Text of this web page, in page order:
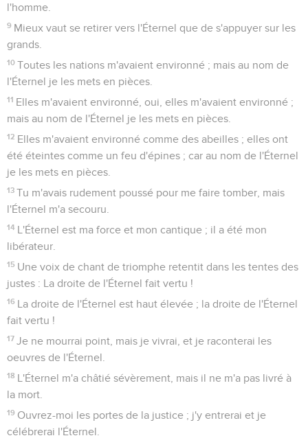
l'homme.
9 Mieux vaut se retirer vers l'Éternel que de s'appuyer sur les
grands.
10 Toutes les nations m'avaient environné ; mais au nom de
l'Éternel je les mets en pièces.
11 Elles m'avaient environné, oui, elles m'avaient environné ;
mais au nom de l'Éternel je les mets en pièces.
12 Elles m'avaient environné comme des abeilles ; elles ont
été éteintes comme un feu d'épines ; car au nom de l'Éternel
je les mets en pièces.
13 Tu m'avais rudement poussé pour me faire tomber, mais
l'Éternel m'a secouru.
14 L'Éternel est ma force et mon cantique ; il a été mon
libérateur.
15 Une voix de chant de triomphe retentit dans les tentes des
justes : La droite de l'Éternel fait vertu !
16 La droite de l'Éternel est haut élevée ; la droite de l'Éternel
fait vertu !
17 Je ne mourrai point, mais je vivrai, et je raconterai les
oeuvres de l'Éternel.
18 L'Éternel m'a châtié sévèrement, mais il ne m'a pas livré à
la mort.
19 Ouvrez-moi les portes de la justice ; j'y entrerai et je
célébrerai l'Éternel.